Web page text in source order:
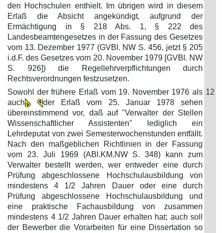
den Hochschulen enthielt. Im übrigen wird in diesem
Erlaß die Absicht angekündigt, aufgrund der
Ermächtigung in § 218 Abs. 1, § 222 des
Landesbeamtengesetzes in der Fassung des Gesetzes
vom 13. Dezember 1977 (GVBl. NW S. 456, jetzt § 205
i.d.F. des Gesetzes vom 20. November 1979 [GVBl. NW
S. 926]) die Regellehrverpflichtungen durch
Rechtsverordnungen festzusetzen.
Sowohl der frühere Erlaß vom 19. November 1976 als
auch
der Erlaß vom 25. Januar 1978 sehen
übereinstimmend vor, daß auf "Verwalter der Stellen
Wissenschaftlicher Assistenten" lediglich ein
Lehrdeputat von zwei Semesterwochenstunden entfällt.
Nach den maßgeblichen Richtlinien in der Fassung
vom 23. Juli 1969 (ABl.KM.NW S. 348) kann zum
Verwalter bestellt werden, wer entweder eine durch
Prüfung abgeschlossene Hochschulausbildung von
mindestens 4 1/2 Jahren Dauer oder eine durch
Prüfung abgeschlossene Hochschulausbildung und
eine praktische Fachausbildung von zusammen
mindestens 4 1/2 Jahren Dauer erhalten hat; auch soll
der Bewerber die Vorarbeiten für eine Dissertation so
12